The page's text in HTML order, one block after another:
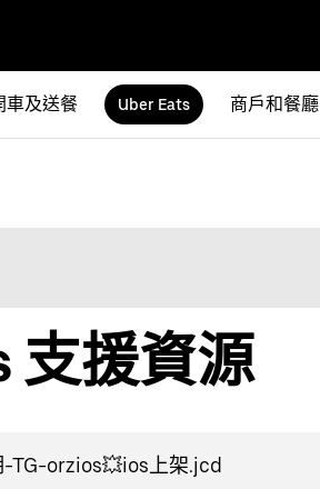
車及送餐 Uber Eats 商戶和餐廳
支援資源